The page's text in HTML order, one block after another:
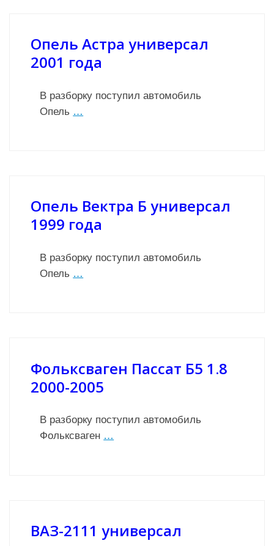
Опель Астра универсал
2001 года
В разборку поступил автомобиль
Опель …
Опель Вектра Б универсал
1999 года
В разборку поступил автомобиль
Опель …
Фольксваген Пассат Б5 1.8
2000-2005
В разборку поступил автомобиль
Фольксваген …
ВАЗ-2111 универсал